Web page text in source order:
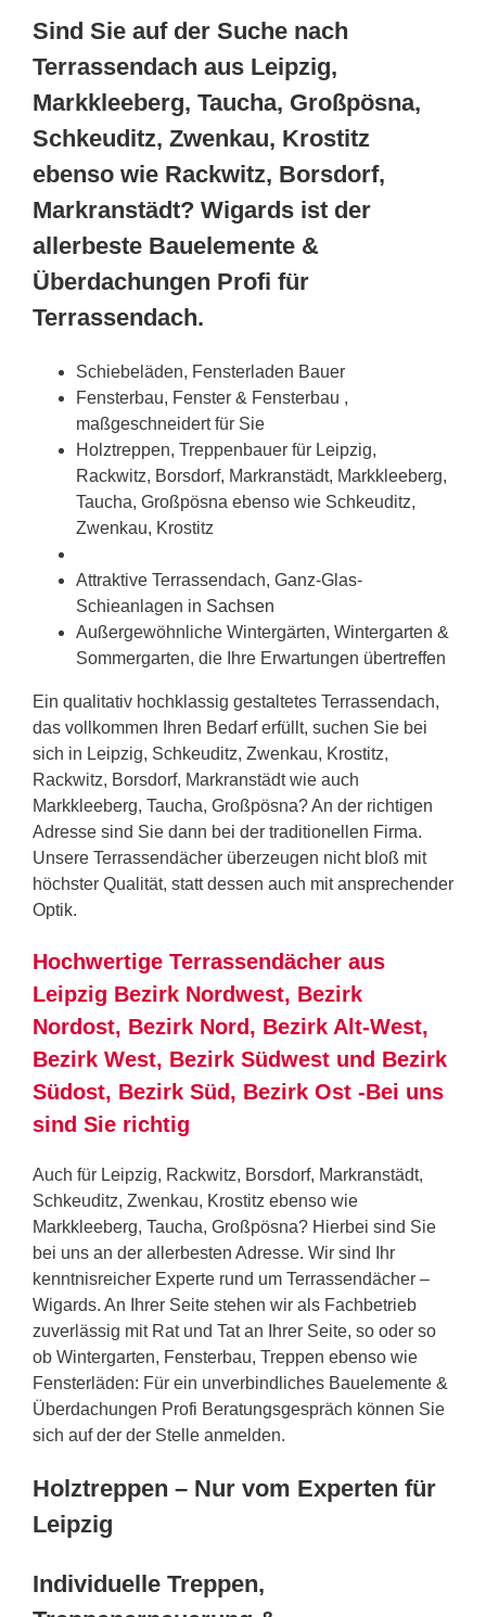
Sind Sie auf der Suche nach
Terrassendach aus Leipzig,
Markkleeberg, Taucha, Großpösna,
Schkeuditz, Zwenkau, Krostitz
ebenso wie Rackwitz, Borsdorf,
Markranstädt? Wigards ist der
allerbeste Bauelemente &
Überdachungen Profi für
Terrassendach.
Schiebeläden, Fensterladen Bauer
Fensterbau, Fenster & Fensterbau ,
maßgeschneidert für Sie
Holztreppen, Treppenbauer für Leipzig,
Rackwitz, Borsdorf, Markranstädt, Markkleeberg,
Taucha, Großpösna ebenso wie Schkeuditz,
Zwenkau, Krostitz
Attraktive Terrassendach, Ganz-Glas-
Schieanlagen in Sachsen
Außergewöhnliche Wintergärten, Wintergarten &
Sommergarten, die Ihre Erwartungen übertreffen
Ein qualitativ hochklassig gestaltetes Terrassendach,
das vollkommen Ihren Bedarf erfüllt, suchen Sie bei
sich in Leipzig, Schkeuditz, Zwenkau, Krostitz,
Rackwitz, Borsdorf, Markranstädt wie auch
Markkleeberg, Taucha, Großpösna? An der richtigen
Adresse sind Sie dann bei der traditionellen Firma.
Unsere Terrassendächer überzeugen nicht bloß mit
höchster Qualität, statt dessen auch mit ansprechender
Optik.
Hochwertige Terrassendächer aus
Leipzig Bezirk Nordwest, Bezirk
Nordost, Bezirk Nord, Bezirk Alt-West,
Bezirk West, Bezirk Südwest und Bezirk
Südost, Bezirk Süd, Bezirk Ost -Bei uns
sind Sie richtig
Auch für Leipzig, Rackwitz, Borsdorf, Markranstädt,
Schkeuditz, Zwenkau, Krostitz ebenso wie
Markkleeberg, Taucha, Großpösna? Hierbei sind Sie
bei uns an der allerbesten Adresse. Wir sind Ihr
kenntnisreicher Experte rund um Terrassendächer –
Wigards. An Ihrer Seite stehen wir als Fachbetrieb
zuverlässig mit Rat und Tat an Ihrer Seite, so oder so
ob Wintergarten, Fensterbau, Treppen ebenso wie
Fensterläden: Für ein unverbindliches Bauelemente &
Überdachungen Profi Beratungsgespräch können Sie
sich auf der der Stelle anmelden.
Holztreppen – Nur vom Experten für
Leipzig
Individuelle Treppen,